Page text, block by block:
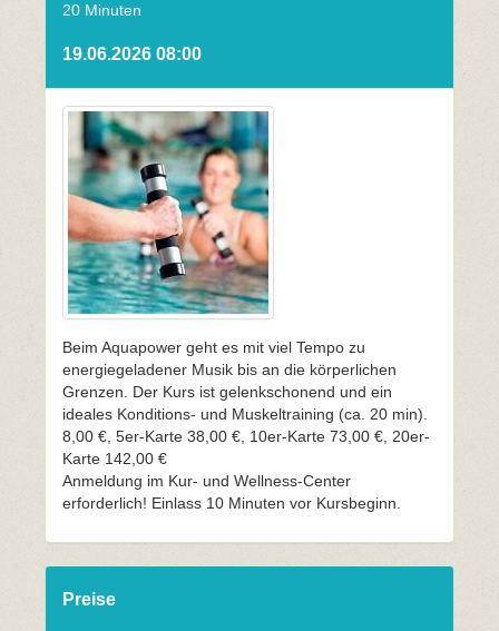
20 Minuten
19.06.2026 08:00
Beim Aquapower geht es mit viel Tempo zu
energiegeladener Musik bis an die körperlichen
Grenzen. Der Kurs ist gelenkschonend und ein
ideales Konditions- und Muskeltraining (ca. 20 min).
8,00 €, 5er-Karte 38,00 €, 10er-Karte 73,00 €, 20er-
Karte 142,00 €
Anmeldung im Kur- und Wellness-Center
erforderlich! Einlass 10 Minuten vor Kursbeginn.
Preise